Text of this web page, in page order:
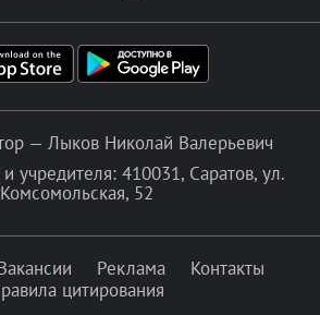
— Лыков Николай Валерьевич
учредителя: 410031, Саратов, ул.
Комсомольская, 52
Реклама
Контакты
цитирования